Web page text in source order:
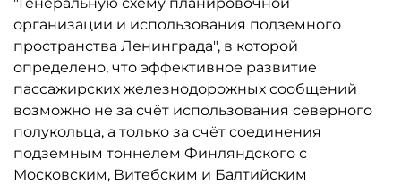
организации и использования подземного
пространства Ленинграда", в которой
определено, что эффективное развитие
пассажирских железнодорожных сообщений
возможно не за счёт использования северного
полукольца, а только за счёт соединения
подземным тоннелем Финляндского с
Московским, Витебским и Балтийским